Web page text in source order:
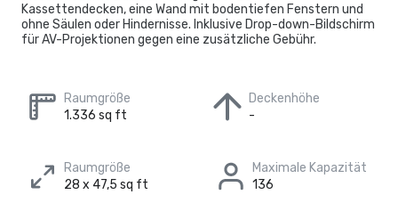
Kassettendecken, eine Wand mit bodentiefen Fenstern und
ohne Säulen oder Hindernisse. Inklusive Drop-down-Bildschirm
für AV-Projektionen gegen eine zusätzliche Gebühr.
Raumgröße
1.336 sq ft
Deckenhöhe
-
Raumgröße
28 x 47,5 sq ft
Maximale Kapazität
136